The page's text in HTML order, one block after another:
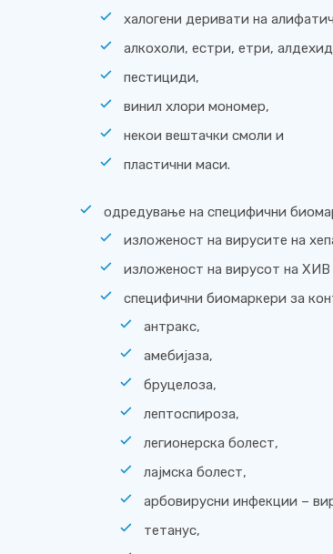
халогени деривати на
алкохоли, естри, етри,
пестициди,
винил хлори мономер,
некои вештачки смоли и
пластични маси.
одредување на специфични
изложеност на вирусите на
изложеност на вирусот на ХИВ
специфични биомаркери за
антракс,
амебијаза,
бруцелоза,
лептоспироза,
легионерска болест,
лајмска болест,
арбовирусни инфекции –
тетанус,